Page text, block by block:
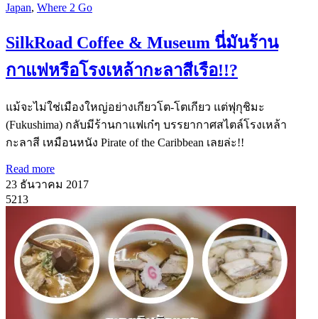
Japan, Where 2 Go
SilkRoad Coffee & Museum นี่มันร้าน
กาแฟหรือโรงเหล้ากะลาสีเรือ!!?
แม้จะไม่ใช่เมืองใหญ่อย่างเกียวโต-โตเกียว แต่ฟุกุชิมะ
(Fukushima) กลับมีร้านกาแฟเก๋ๆ บรรยากาศสไตล์โรงเหล้า
กะลาสี เหมือนหนัง Pirate of the Caribbean เลยล่ะ!!
Read more
23 ธันวาคม 2017
5213